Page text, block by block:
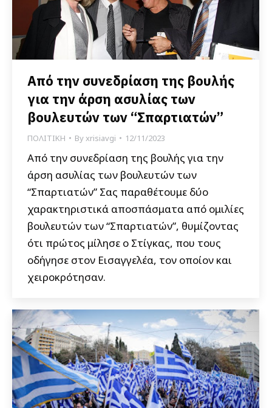
Από την συνεδρίαση της βουλής
για την άρση ασυλίας των
βουλευτών των “Σπαρτιατών”
ΠΟΛΙΤΙΚΗ Byxrisiavgi 12/11/2023
Από την συνεδρίαση της βουλής για την
άρση ασυλίας των βουλευτών των
“Σπαρτιατών” Σας παραθέτουμε δύο
χαρακτηριστικά αποσπάσματα από ομιλίες
βουλευτών των “Σπαρτιατών”, θυμίζοντας
ότι πρώτος μίλησε ο Στίγκας, που τους
οδήγησε στον Εισαγγελέα, τον οποίον και
χειροκρότησαν.